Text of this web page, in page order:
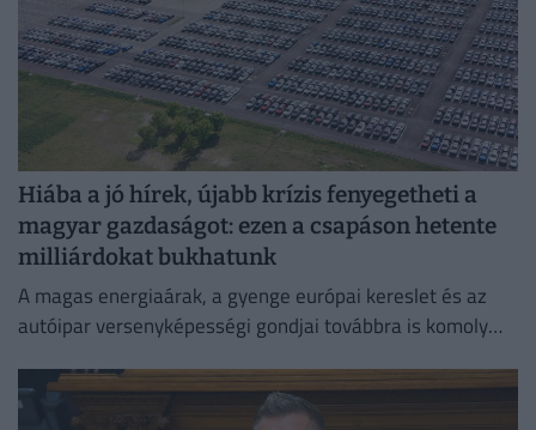
Hiába a jó hírek, újabb krízis fenyegetheti a
magyar gazdaságot: ezen a csapáson hetente
milliárdokat bukhatunk
A magas energiaárak, a gyenge európai kereslet és az
autóipar versenyképességi gondjai továbbra is komoly